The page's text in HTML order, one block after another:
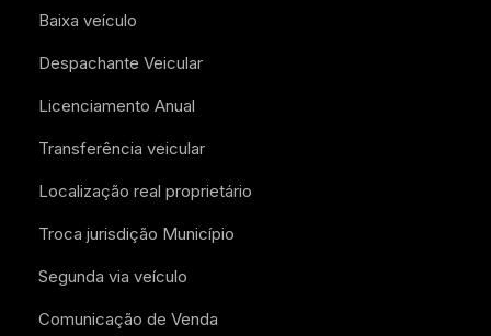
Baixa veículo
Despachante Veicular
Licenciamento Anual
Transferência veicular
Localização real proprietário
Troca jurisdição Município
Segunda via veículo
Comunicação de Venda